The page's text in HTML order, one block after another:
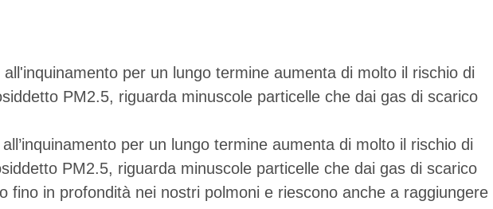
per un lungo termine aumenta di molto il rischio di
PM2.5, riguarda minuscole particelle che dai gas di scarico
per un lungo termine aumenta di molto il rischio di
PM2.5, riguarda minuscole particelle che dai gas di scarico
in profondità nei nostri polmoni e riescono anche a raggiungere